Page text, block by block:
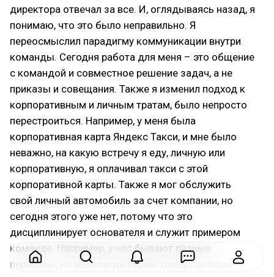
директора отвечал за все. И, оглядываясь назад, я
понимаю, что это было неправильно. Я
переосмыслил парадигму коммуникации внутри
команды. Сегодня работа для меня – это общение
с командой и совместное решение задач, а не
приказы и совещания. Также я изменил подход к
корпоративным и личным тратам, было непросто
перестроиться. Например, у меня была
корпоративная карта Яндекс Такси, и мне было
неважно, на какую встречу я еду, личную или
корпоративную, я оплачивал такси с этой
корпоративной карты. Также я мог обслужить
свой личный автомобиль за счет компании, но
сегодня этого уже нет, потому что это
дисциплинирует основателя и служит примером
команде. Например, у нас бывают разные
перелеты, но мы всегда берем только эконом-